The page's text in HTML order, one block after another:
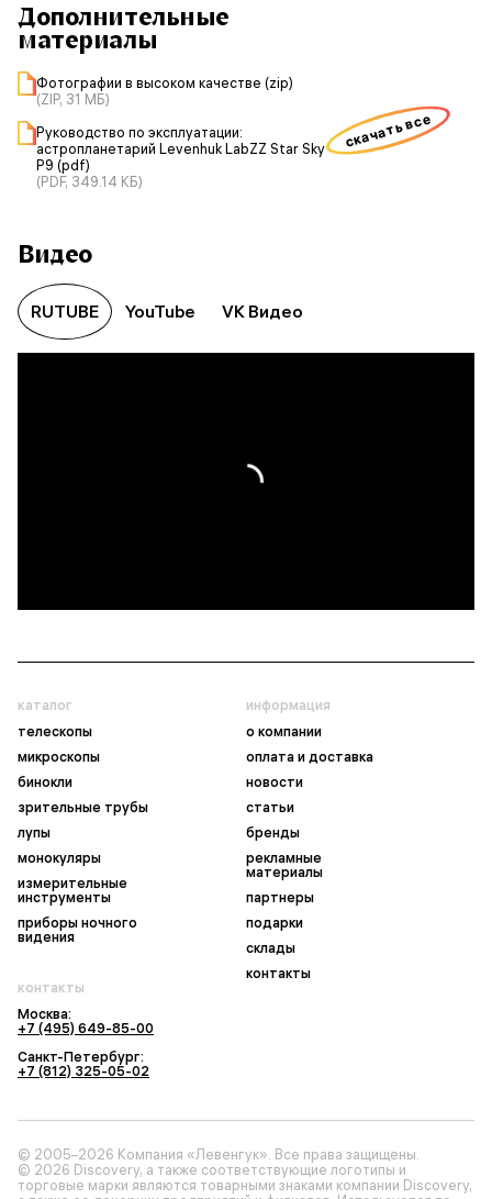
Дополнительные
материалы
Фотографии в высоком качестве (zip)
(ZIP, 31 МБ)
Руководство по эксплуатации:
астропланетарий Levenhuk LabZZ Star Sky
P9 (pdf)
(PDF, 349.14 КБ)
скачать все
Видео
RUTUBE YouTube VK Видео
каталог
телескопы
микроскопы
бинокли
зрительные трубы
лупы
монокуляры
измерительные
инструменты
приборы ночного
видения
информация
о компании
оплата и доставка
новости
статьи
бренды
рекламные
материалы
партнеры
подарки
склады
контакты
контакты
Москва:
+7 (495) 649-85-00
Санкт-Петербург:
+7 (812) 325-05-02
© 2005–2026 Компания «Левенгук». Все права защищены.
© 2026 Discovery, а также соответствующие логотипы и
торговые марки являются товарными знаками компании Discovery,